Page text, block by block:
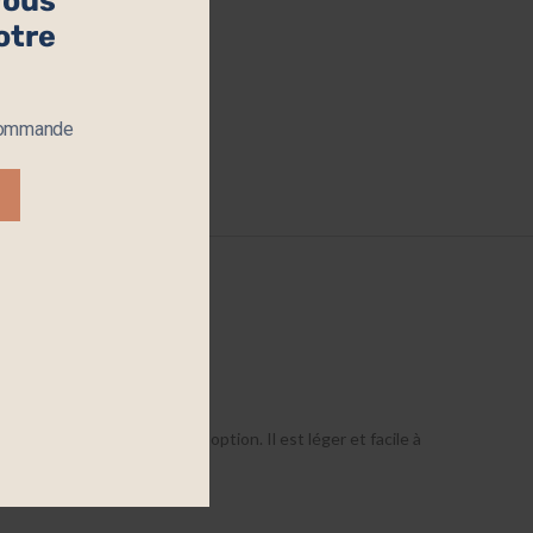
à votre intérieur.
et de pétales pailletés en option. Il est léger et facile à